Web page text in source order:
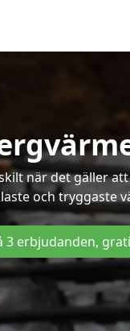
när det gäller
och tryggaste
3 erbjudanden,